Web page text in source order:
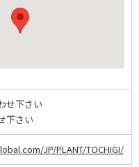
せ下さい
下さい
JP/PLANT/TOCHIGI/